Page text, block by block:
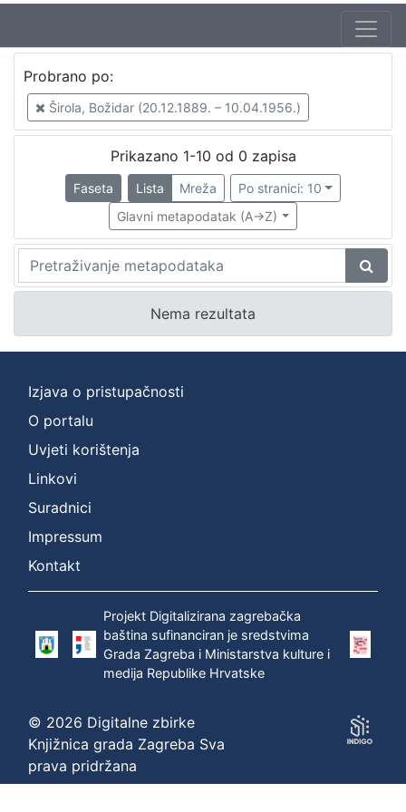
P
r
a
o
o
:
Širola,
Božidar
–
P
a
n
o
1
Probrano po:
Širola, Božidar (20.12.1889. – 10.04.1956.)
Prikazano 1-10 od 0 zapisa
Faseta Lista Mreža
Po stranici: 10
Glavni metapodatak (A->Z)
Nema rezultata
Izjava o pristupačnosti
O portalu
Uvjeti korištenja
Linkovi
Suradnici
Impressum
Kontakt
Projekt Digitalizirana zagrebačka
baština sufinanciran je sredstvima
Grada Zagreba i Ministarstva kulture i
medija Republike Hrvatske
© 2026 Digitalne zbirke
Knjižnica grada Zagreba Sva
prava pridržana